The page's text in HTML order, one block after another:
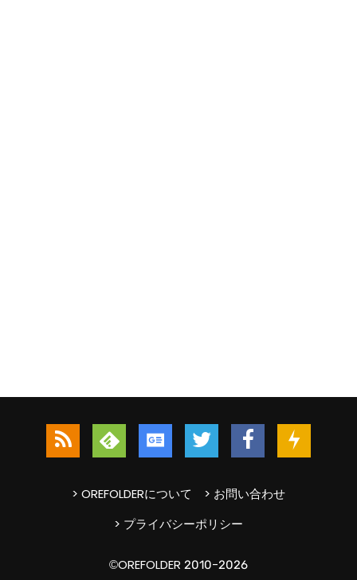
> OREFOLDERについて
> お問い合わせ
> プライバシーポリシー
©OREFOLDER 2010-2026